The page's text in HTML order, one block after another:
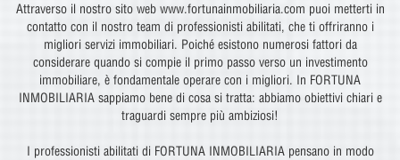
Attraverso il nostro sito web www.fortunainmobiliaria.com puoi metterti in
contatto con il nostro team di professionisti abilitati, che ti offriranno i
migliori servizi immobiliari. Poiché esistono numerosi fattori da
considerare quando si compie il primo passo verso un investimento
immobiliare, è fondamentale operare con i migliori. In FORTUNA
INMOBILIARIA sappiamo bene di cosa si tratta: abbiamo obiettivi chiari e
traguardi sempre più ambiziosi!
I professionisti abilitati di FORTUNA INMOBILIARIA pensano in modo